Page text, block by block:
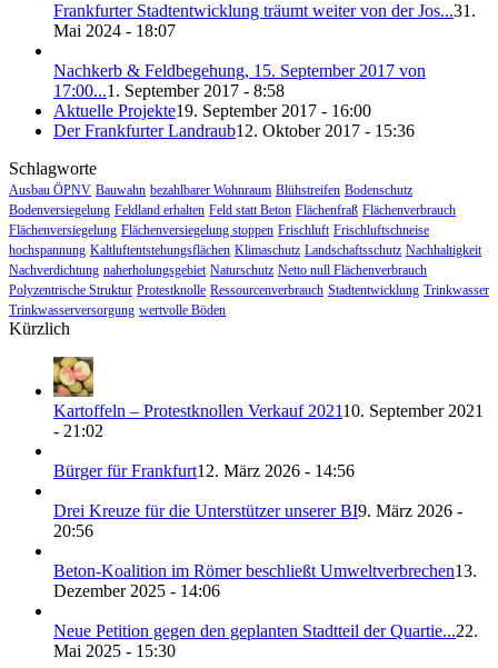
Frankfurter Stadtentwicklung träumt weiter von der Jos...31.
Mai 2024 - 18:07
Nachkerb & Feldbegehung, 15. September 2017 von
17:00...1. September 2017 - 8:58
Aktuelle Projekte19. September 2017 - 16:00
Der Frankfurter Landraub12. Oktober 2017 - 15:36
Schlagworte
Ausbau ÖPNV Bauwahn bezahlbarer Wohnraum Blühstreifen Bodenschutz
Bodenversiegelung Feldland erhalten Feld statt Beton Flächenfraß Flächenverbrauch
Flächenversiegelung Flächenversiegelung stoppen Frischluft Frischluftschneise
hochspannung Kaltluftentstehungsflächen Klimaschutz Landschaftsschutz Nachhaltigkeit
Nachverdichtung naherholungsgebiet Naturschutz Netto null Flächenverbrauch
Polyzentrische Struktur Protestknolle Ressourcenverbrauch Stadtentwicklung Trinkwasser
Trinkwasserversorgung wertvolle Böden
Kürzlich
Kartoffeln – Protestknollen Verkauf 202110. September 2021
- 21:02
Bürger für Frankfurt12. März 2026 - 14:56
Drei Kreuze für die Unterstützer unserer BI9. März 2026 -
20:56
Beton-Koalition im Römer beschließt Umweltverbrechen13.
Dezember 2025 - 14:06
Neue Petition gegen den geplanten Stadtteil der Quartie...22.
Mai 2025 - 15:30